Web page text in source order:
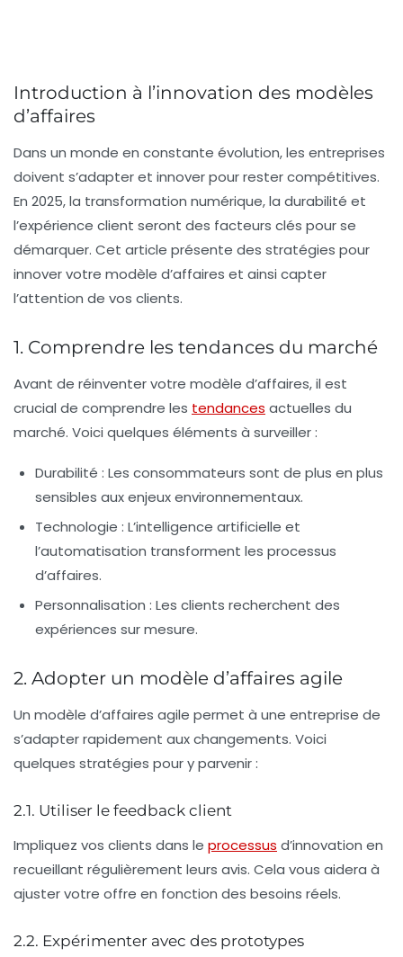
Introduction à l’innovation des modèles
d’affaires
Dans un monde en constante évolution, les entreprises
doivent s’adapter et innover pour rester compétitives.
En 2025, la transformation numérique, la durabilité et
l’expérience client seront des facteurs clés pour se
démarquer. Cet article présente des stratégies pour
innover votre modèle d’affaires et ainsi capter
l’attention de vos clients.
1. Comprendre les tendances du marché
Avant de réinventer votre modèle d’affaires, il est
crucial de comprendre les tendances actuelles du
marché. Voici quelques éléments à surveiller :
Durabilité : Les consommateurs sont de plus en plus
sensibles aux enjeux environnementaux.
Technologie : L’intelligence artificielle et
l’automatisation transforment les processus
d’affaires.
Personnalisation : Les clients recherchent des
expériences sur mesure.
2. Adopter un modèle d’affaires agile
Un modèle d’affaires agile permet à une entreprise de
s’adapter rapidement aux changements. Voici
quelques stratégies pour y parvenir :
2.1. Utiliser le feedback client
Impliquez vos clients dans le processus d’innovation en
recueillant régulièrement leurs avis. Cela vous aidera à
ajuster votre offre en fonction des besoins réels.
2.2. Expérimenter avec des prototypes